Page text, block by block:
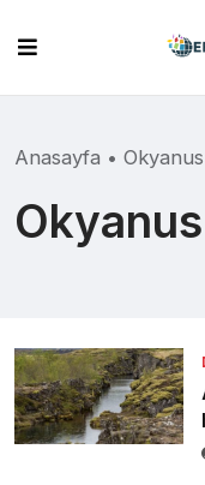
content
Anasayfa • Okyanus
Okyanus